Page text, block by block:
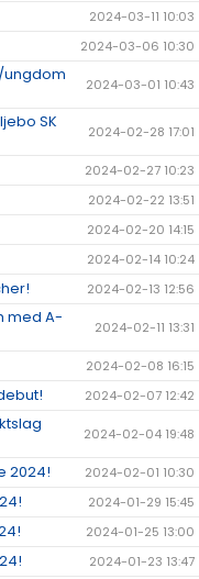
2024-03-11 10:03
2024-03-06 10:30
ungdom
2024-03-01 10:43
SK
2024-02-28 17:01
2024-02-27 10:23
2024-02-22 13:51
2024-02-20 14:15
2024-02-14 10:24
2024-02-13 12:56
med A-
2024-02-11 13:31
2024-02-08 16:15
2024-02-07 12:42
2024-02-04 19:48
2024! 2024-02-01 10:30
2024-01-29 15:45
2024-01-25 13:00
2024-01-23 13:47